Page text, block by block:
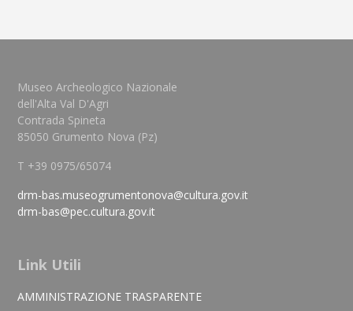
Museo Archeologico Nazionale
dell'Alta Val D'Agri
Contrada Spineta
85050 Grumento Nova (Pz)
T +39 0975/65074
drm-bas.museogrumentonova@cultura.gov.it
drm-bas@pec.cultura.gov.it
Link Utili
AMMINISTRAZIONE TRASPARENTE